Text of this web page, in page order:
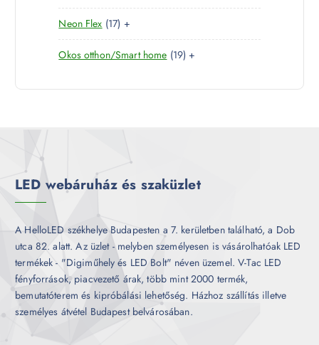
k
m
k
e
m
0
e
r
é
Neon Flex 171
7
t
r
+
Okos otthon/Smart home 191
t
+
LED webáruház és szaküzlet
A HelloLED székhelye Budapesten a 7. kerületben található, a Dob
utca 82. alatt. Az üzlet - melyben személyesen is vásárolhatóak LED
termékek - "Digiműhely és LED Bolt" néven üzemel. V-Tac LED
fényforrások, piacvezető árak, több mint 2000 termék,
bemutatóterem és kipróbálási lehetőség. Házhoz szállítás illetve
személyes átvétel Budapest belvárosában.